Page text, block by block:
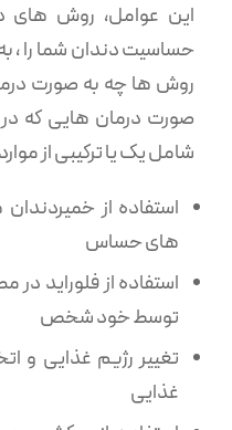
این عوامل، روش
حساسیت دندان شما را ،
روش ها چه به صورت
صورت درمان هایی که
شامل یک یا ترکیبی از
استفاده از
های حساس
استفاده از فلوراید
توسط خود شخص
تغییر رژیم غذایی و
غذایی